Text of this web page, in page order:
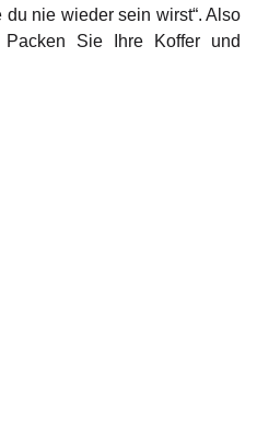
nie wieder sein wirst“. Also
Sie Ihre Koffer und